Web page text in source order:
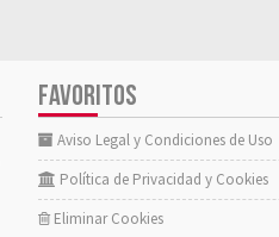
FAVORITOS
Aviso Legal y Condiciones de Uso
Política de Privacidad y Cookies
Eliminar Cookies